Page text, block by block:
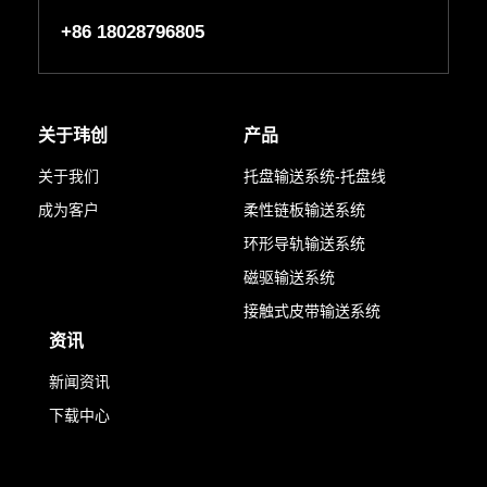
+86 18028796805
关于玮创
关于我们
成为客户
产品
托盘输送系统-托盘线
柔性链板输送系统
环形导轨输送系统
磁驱输送系统
接触式皮带输送系统
资讯
新闻资讯
下载中心